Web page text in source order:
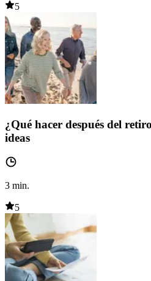
5
¿Qué hacer después del
ideas
3 min.
5